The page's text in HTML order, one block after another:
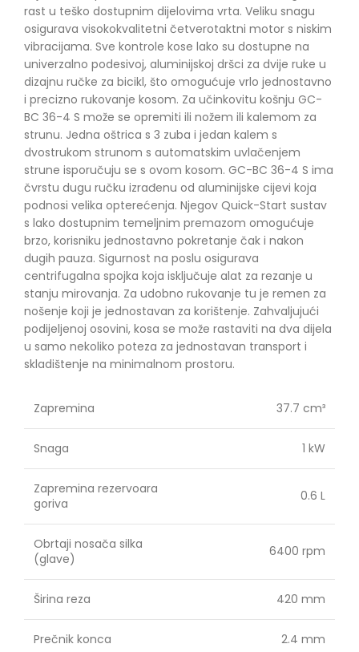
rast u teško dostupnim dijelovima vrta. Veliku snagu
osigurava visokokvalitetni četverotaktni motor s niskim
vibracijama. Sve kontrole kose lako su dostupne na
univerzalno podesivoj, aluminijskoj dršci za dvije ruke u
dizajnu ručke za bicikl, što omogućuje vrlo jednostavno
i precizno rukovanje kosom. Za učinkovitu košnju GC-
BC 36-4 S može se opremiti ili nožem ili kalemom za
strunu. Jedna oštrica s 3 zuba i jedan kalem s
dvostrukom strunom s automatskim uvlačenjem
strune isporučuju se s ovom kosom. GC-BC 36-4 S ima
čvrstu dugu ručku izrađenu od aluminijske cijevi koja
podnosi velika opterećenja. Njegov Quick-Start sustav
s lako dostupnim temeljnim premazom omogućuje
brzo, korisniku jednostavno pokretanje čak i nakon
dugih pauza. Sigurnost na poslu osigurava
centrifugalna spojka koja isključuje alat za rezanje u
stanju mirovanja. Za udobno rukovanje tu je remen za
nošenje koji je jednostavan za korištenje. Zahvaljujući
podijeljenoj osovini, kosa se može rastaviti na dva dijela
u samo nekoliko poteza za jednostavan transport i
skladištenje na minimalnom prostoru.
Zapremina 37.7 cm³
Snaga 1 kW
Zapremina rezervoara
goriva
0.6 L
Obrtaji nosača silka
(glave)
6400 rpm
Širina reza 420 mm
Prečnik konca 2.4 mm